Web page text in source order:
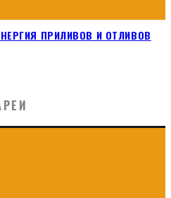
ПРИЛИВОВ И ОТЛИВОВ